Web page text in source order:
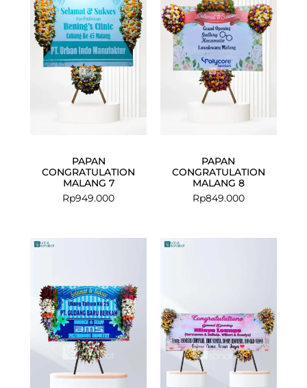
PAPAN
CONGRATULATION
MALANG 7
Rp949.000
PAPAN
CONGRATULATION
MALANG 8
Rp849.000
Rp975.000.
Rp925.000.